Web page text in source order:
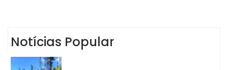
Notícias Popular